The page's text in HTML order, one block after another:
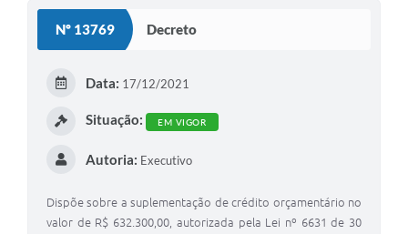
Nº 13769 Decreto
Data: 17/12/2021
Situação: EM VIGOR
Autoria: Executivo
Dispõe sobre a suplementação de crédito orçamentário no
valor de R$ 632.300,00, autorizada pela Lei nº 6631 de 30